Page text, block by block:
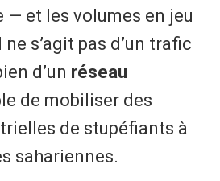
— et les volumes en jeu
s’agit pas d’un trafic
d’un réseau
de mobiliser des
de stupéfiants à
sahariennes.